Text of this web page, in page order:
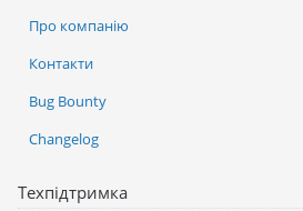
Про компанію
Контакти
Bug Bounty
Changelog
Техпідтримка